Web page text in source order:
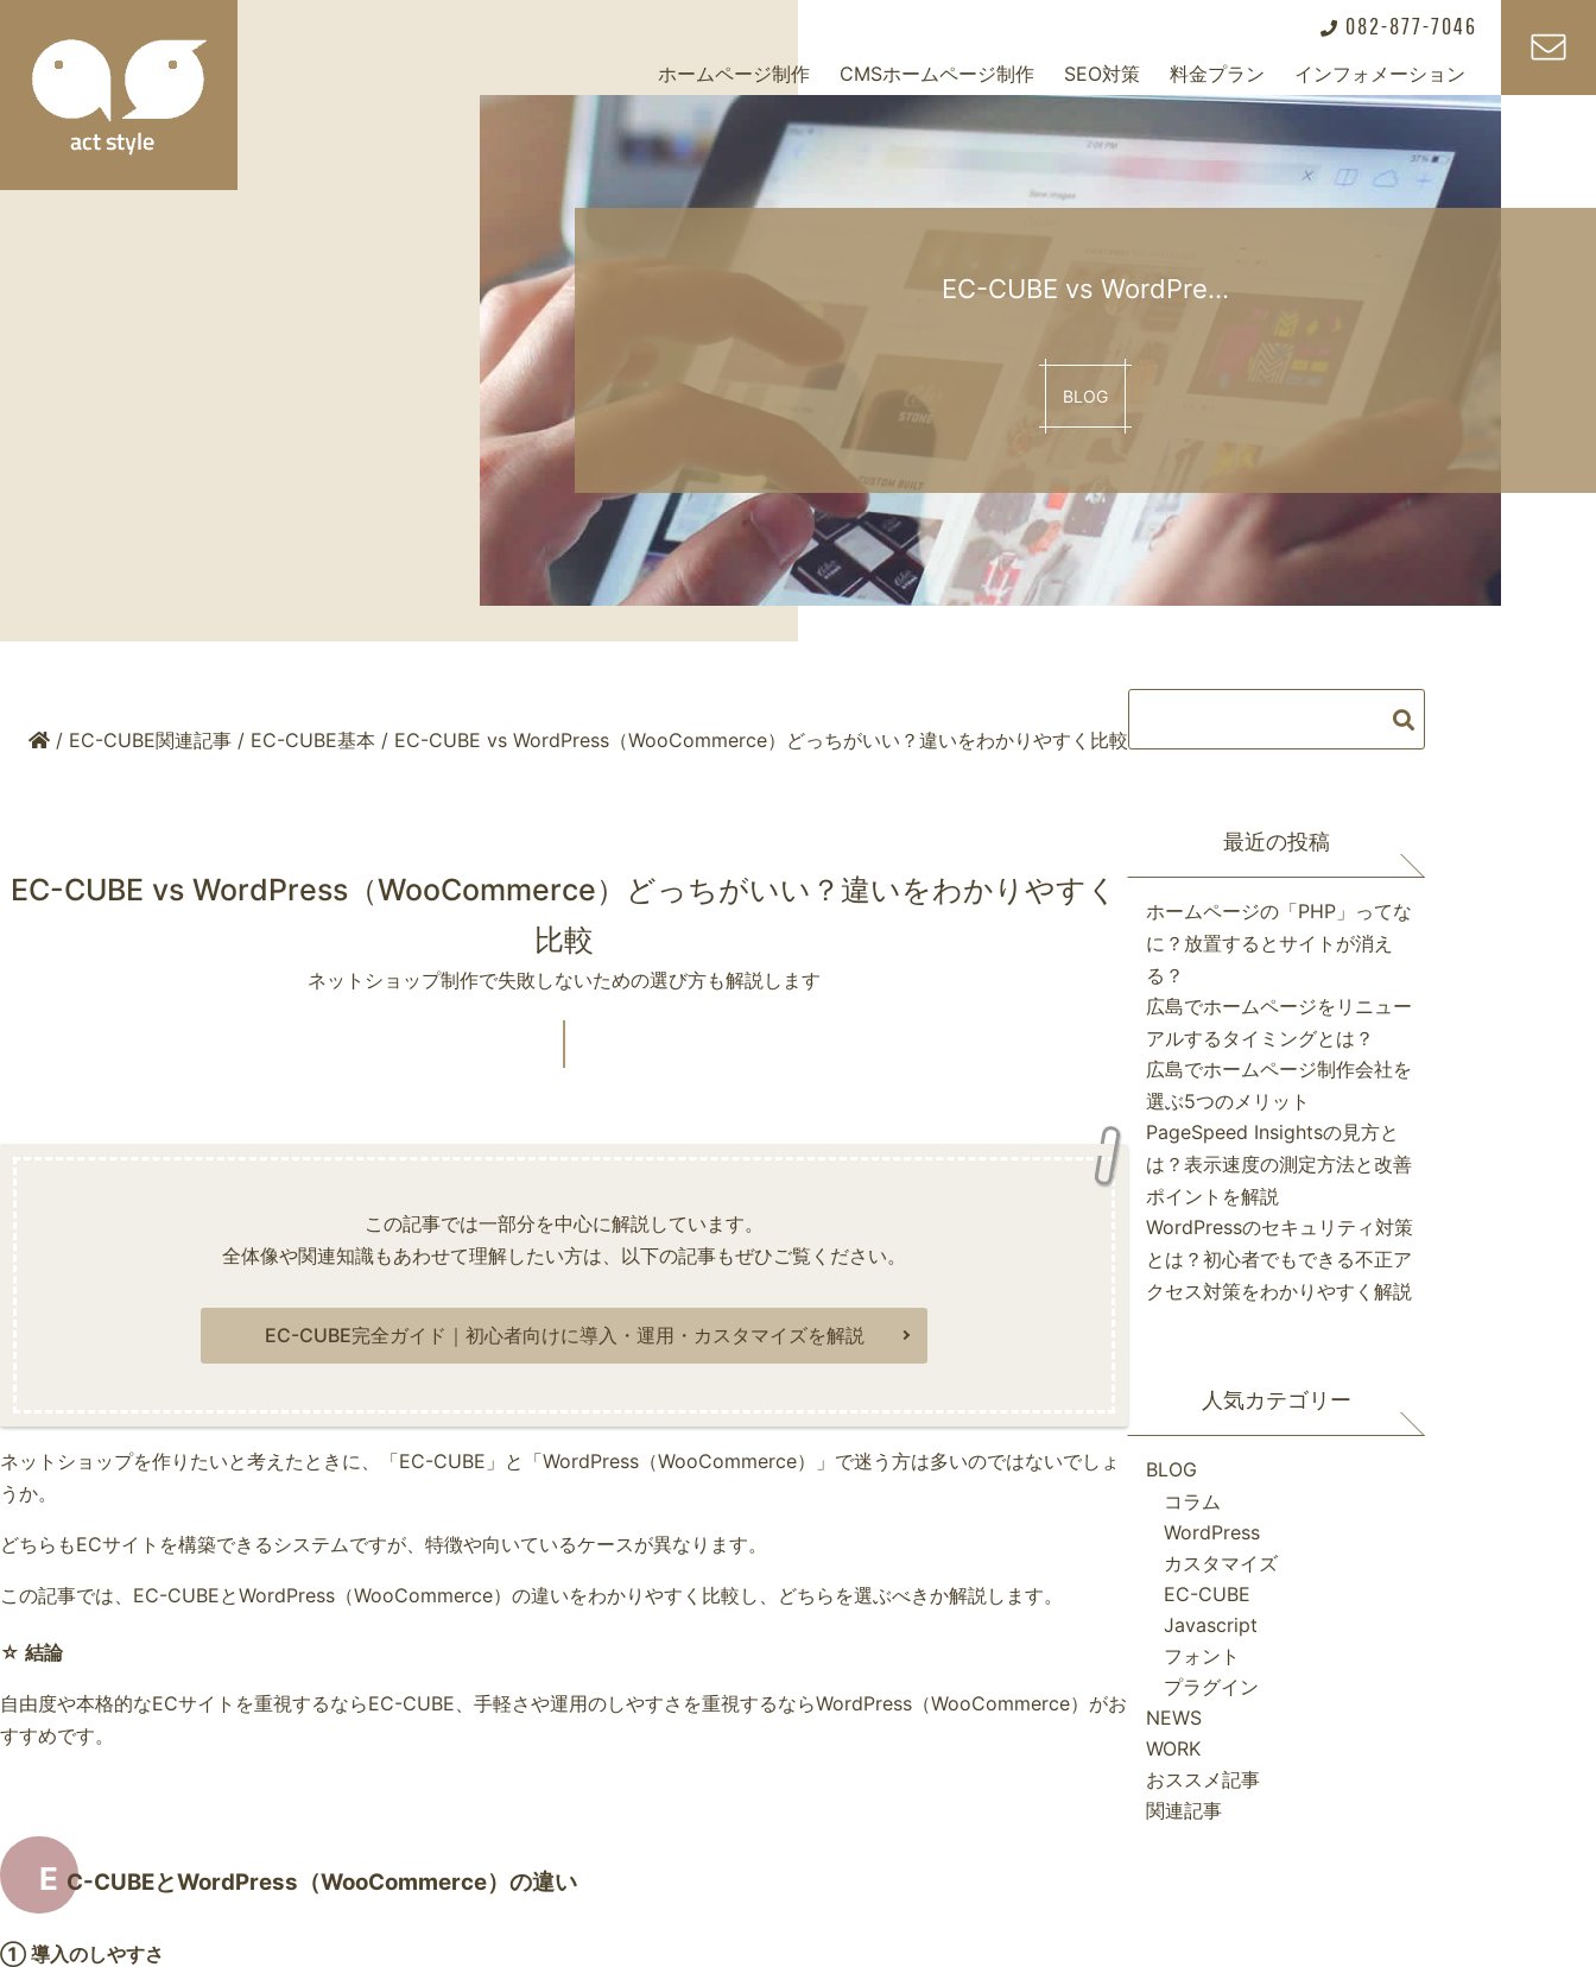
082-877-7046
ホームページ制作 CMSホームページ制作 SEO対策 料金プラン
+
インフォメーション
EC-CUBE vs WordPre…
BLOG
/ EC-CUBE関連記事 / EC-CUBE基本 / EC-CUBE vs WordPress（WooCommerce）どっちがいい？違いをわかりやすく比較
EC-CUBE vs WordPress（WooCommerce）どっちがいい？違いをわかりやすく
比較
ネットショップ制作で失敗しないための選び方も解説します
この記事では一部分を中心に解説しています。
全体像や関連知識もあわせて理解したい方は、以下の記事もぜひご覧ください。
EC-CUBE完全ガイド｜初心者向けに導入・運用・カスタマイズを解説
ネットショップを作りたいと考えたときに、「EC-CUBE」と「WordPress（WooCommerce）」で迷う方は多いのではないでしょ
うか。
どちらもECサイトを構築できるシステムですが、特徴や向いているケースが異なります。
この記事では、EC-CUBEとWordPress（WooCommerce）の違いをわかりやすく比較し、どちらを選ぶべきか解説します。
☆ 結論
自由度や本格的なECサイトを重視するならEC-CUBE、手軽さや運用のしやすさを重視するならWordPress（WooCommerce）がお
すすめです。
E C-CUBEとWordPress（WooCommerce）の違い
① 導入のしやすさ
最近の投稿
ホームページの「PHP」ってな
に？放置するとサイトが消え
る？
広島でホームページをリニュー
アルするタイミングとは？
広島でホームページ制作会社を
選ぶ5つのメリット
PageSpeed Insightsの見方と
は？表示速度の測定方法と改善
ポイントを解説
WordPressのセキュリティ対策
とは？初心者でもできる不正ア
クセス対策をわかりやすく解説
人気カテゴリー
BLOG
コラム
WordPress
カスタマイズ
EC-CUBE
Javascript
フォント
プラグイン
NEWS
WORK
おススメ記事
関連記事